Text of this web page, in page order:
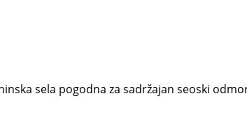
sela pogodna za sadržajan seoski